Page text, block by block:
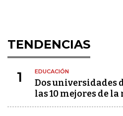
TENDENCIAS
1 EDUCACIÓN
Dos universidades
las 10 mejores de